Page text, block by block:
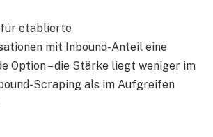
etablierte
mit Inbound-Anteil eine
Option – die Stärke liegt weniger im
Scraping als im Aufgreifen